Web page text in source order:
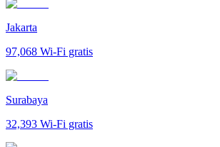
Jakarta
97,068 Wi-Fi gratis
Surabaya
32,393 Wi-Fi gratis